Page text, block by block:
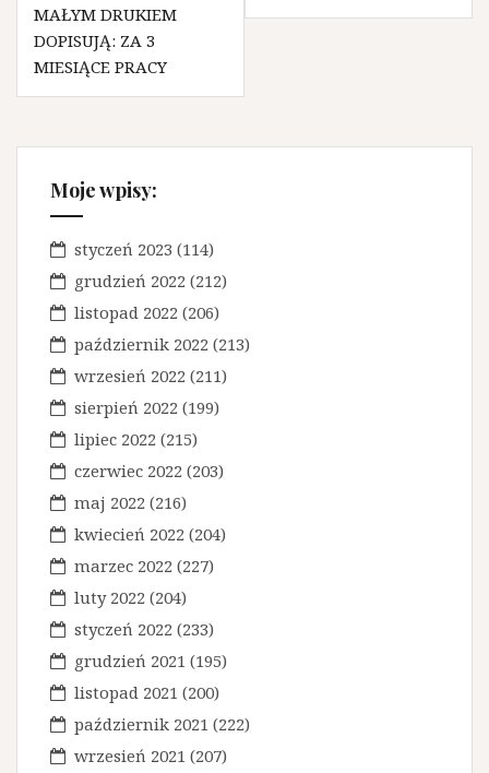
w
a
MAŁYM DRUKIEM
DOPISUJĄ: ZA 3
MIESIĄCE PRACY
Moje wpisy:
styczeń 2023 (114)
grudzień 2022 (212)
listopad 2022 (206)
październik 2022 (213)
wrzesień 2022 (211)
sierpień 2022 (199)
lipiec 2022 (215)
czerwiec 2022 (203)
maj 2022 (216)
kwiecień 2022 (204)
marzec 2022 (227)
luty 2022 (204)
styczeń 2022 (233)
grudzień 2021 (195)
listopad 2021 (200)
październik 2021 (222)
wrzesień 2021 (207)